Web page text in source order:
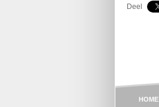
Deel
HOME